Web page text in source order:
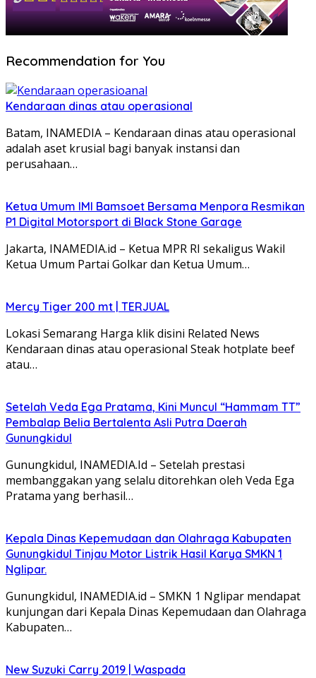
Recommendation for You
Kendaraan dinas atau operasional
Batam, INAMEDIA – Kendaraan dinas atau operasional
adalah aset krusial bagi banyak instansi dan
perusahaan…
Ketua Umum IMI Bamsoet Bersama Menpora Resmikan
P1 Digital Motorsport di Black Stone Garage
Jakarta, INAMEDIA.id – Ketua MPR RI sekaligus Wakil
Ketua Umum Partai Golkar dan Ketua Umum…
Mercy Tiger 200 mt | TERJUAL
Lokasi Semarang Harga klik disini Related News
Kendaraan dinas atau operasional Steak hotplate beef
atau…
Setelah Veda Ega Pratama, Kini Muncul “Hammam TT”
Pembalap Belia Bertalenta Asli Putra Daerah
Gunungkidul
Gunungkidul, INAMEDIA.Id – Setelah prestasi
membanggakan yang selalu ditorehkan oleh Veda Ega
Pratama yang berhasil…
Kepala Dinas Kepemudaan dan Olahraga Kabupaten
Gunungkidul Tinjau Motor Listrik Hasil Karya SMKN 1
Nglipar.
Gunungkidul, INAMEDIA.id – SMKN 1 Nglipar mendapat
kunjungan dari Kepala Dinas Kepemudaan dan Olahraga
Kabupaten…
New Suzuki Carry 2019 | Waspada